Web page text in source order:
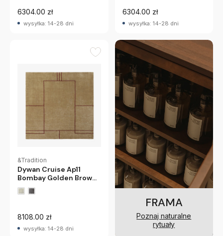
6304.00 zł
wysyłka: 14-28 dni
6304.00 zł
wysyłka: 14-28 dni
&Tradition
Dywan Cruise Ap11
Bombay Golden Brown
Andtradition
8108.00 zł
wysyłka: 14-28 dni
FRAMA
Poznaj naturalne
rytuały